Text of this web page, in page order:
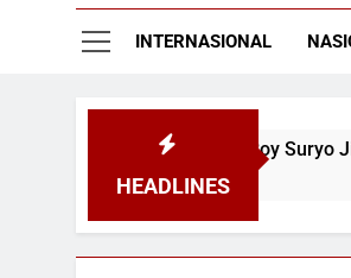
INTERNASIONAL
HEADLINES
Praperadilan Roy Suryo Jilid 4